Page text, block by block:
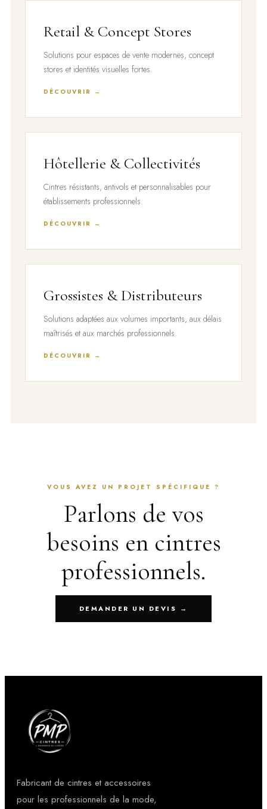
Retail & Concept Stores
Solutions pour espaces de vente modernes, concept
stores et identités visuelles fortes.
DÉCOUVRIR →
Hôtellerie & Collectivités
Cintres résistants, antivols et personnalisables pour
établissements professionnels.
DÉCOUVRIR →
Grossistes & Distributeurs
Solutions adaptées aux volumes importants, aux délais
maîtrisés et aux marchés professionnels.
DÉCOUVRIR →
VOUS AVEZ UN PROJET SPÉCIFIQUE ?
Parlons de vos
besoins en cintres
professionnels.
DEMANDER UN DEVIS →
Fabricant de cintres et accessoires
pour les professionnels de la mode,